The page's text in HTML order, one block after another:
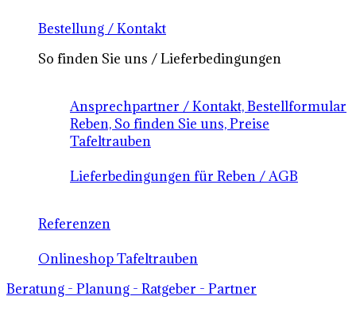
Bestellung / Kontakt
So finden Sie uns / Lieferbedingungen
Ansprechpartner / Kontakt, Bestellformular
Reben, So finden Sie uns, Preise
Tafeltrauben
Lieferbedingungen für Reben / AGB
Referenzen
Onlineshop Tafeltrauben
Beratung - Planung - Ratgeber - Partner